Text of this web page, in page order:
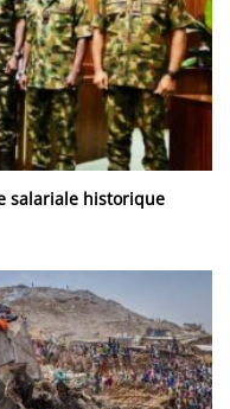
salariale historique